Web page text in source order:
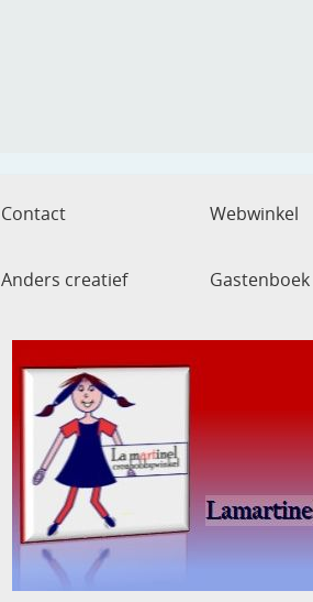
Contact Webwinkel
Anders creatief Gastenboek